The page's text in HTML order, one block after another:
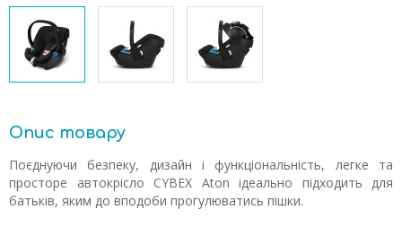
Опис товару
Поєднуючи безпеку, дизайн і функціональність, легке та
просторе автокрісло CYBEX Aton ідеально підходить для
батьків, яким до вподоби прогулюватись пішки.